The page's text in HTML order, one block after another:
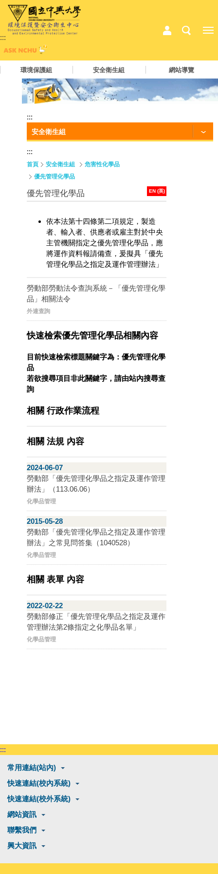
:::
環境保護組 安全衛生組 網站導覽
:::
安全衛生組
:::
首頁 安全衛生組
危害性化學品
優先管理化學品
EN (英)
優先管理化學品
依本法第十四條第二項規定，製造
者、輸入者、供應者或雇主對於中央
主管機關指定之優先管理化學品，應
將運作資料報請備查，爰擬具「優先
管理化學品之指定及運作管理辦法」
勞動部勞動法令查詢系統－「優先管理化學
品」相關法令
外連查詢
快速檢索優先管理化學品相關內容
目前快速檢索標題關鍵字為：優先管理化學
品
若欲搜尋項目非此關鍵字，請由站內搜尋查
詢
相關 行政作業流程
相關 法規 內容
2024-06-07
勞動部「優先管理化學品之指定及運作管理
辦法」（113.06.06）
化學品管理
2015-05-28
勞動部「優先管理化學品之指定及運作管理
辦法」之常見問答集（1040528）
化學品管理
相關 表單 內容
2022-02-22
勞動部修正「優先管理化學品之指定及運作
管理辦法第2條指定之化學品名單」
化學品管理
:::
常用連結(站內)
快速連結(校內系統)
快速連結(校外系統)
網站資訊
聯繫我們
興大資訊